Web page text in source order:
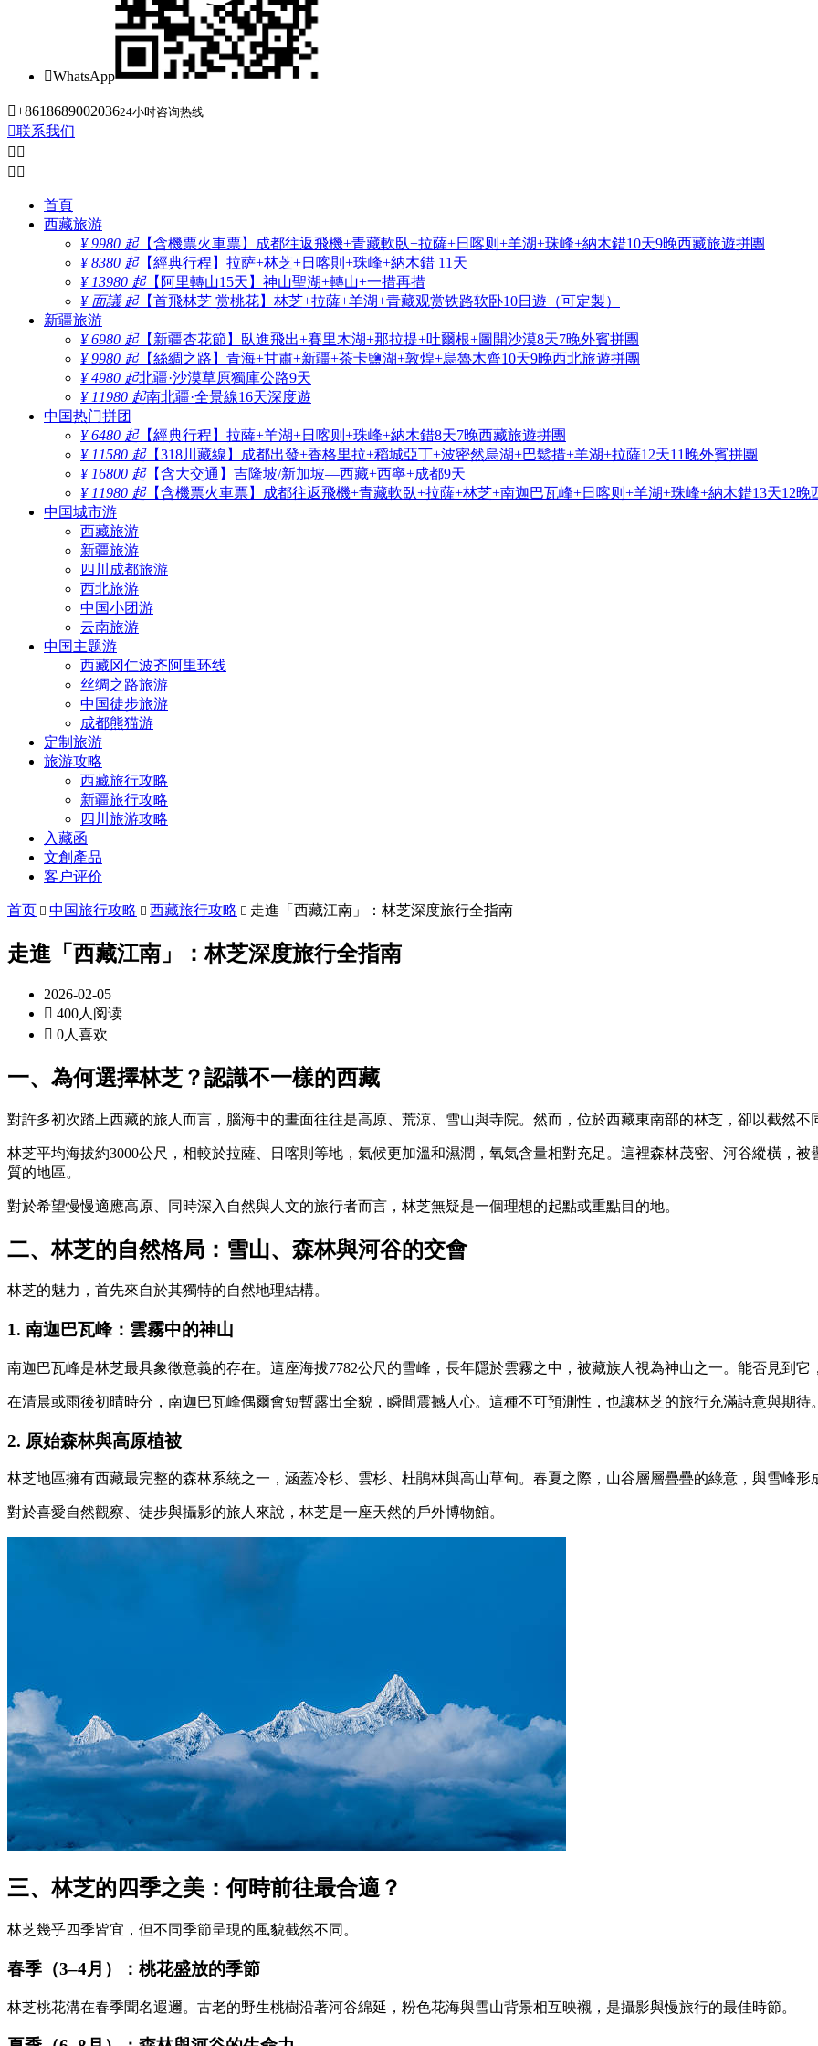
WhatsApp
+861868900203624小时咨询热线
联系我们
 
 
首頁
西藏旅游
¥ 9980 起【含機票火車票】成都往返飛機+青藏軟臥+拉薩+日喀则+羊湖+珠峰+納木錯10天9晚西藏旅遊拼團
¥ 8380 起【經典行程】拉萨+林芝+日喀則+珠峰+納木錯 11天
¥ 13980 起【阿里轉山15天】神山聖湖+轉山+一措再措
¥ 面議 起【首飛林芝 赏桃花】林芝+拉薩+羊湖+青藏观赏铁路软卧10日遊（可定製）
新疆旅游
¥ 6980 起【新疆杏花節】臥進飛出+賽里木湖+那拉提+吐爾根+圖開沙漠8天7晚外賓拼團
¥ 9980 起【絲綢之路】青海+甘肅+新疆+茶卡鹽湖+敦煌+烏魯木齊10天9晚西北旅遊拼團
¥ 4980 起北疆·沙漠草原獨庫公路9天
¥ 11980 起南北疆·全景線16天深度遊
中国热门拼团
¥ 6480 起【經典行程】拉薩+羊湖+日喀则+珠峰+納木錯8天7晚西藏旅遊拼團
¥ 11580 起【318川藏線】成都出發+香格里拉+稻城亞丁+波密然烏湖+巴鬆措+羊湖+拉薩12天11晚外賓拼團
¥ 16800 起【含大交通】吉隆坡/新加坡—西藏+西寧+成都9天
¥ 11980 起【含機票火車票】成都往返飛機+青藏軟臥+拉薩+林芝+南迦巴瓦峰+日喀则+羊湖+珠峰+納木錯13天12晚
中国城市游
西藏旅游
新疆旅游
四川成都旅游
西北旅游
中国小团游
云南旅游
中国主题游
西藏冈仁波齐阿里环线
丝绸之路旅游
中国徒步旅游
成都熊猫游
定制旅游
旅游攻略
西藏旅行攻略
新疆旅行攻略
四川旅游攻略
入藏函
文創產品
客户评价
首页  中国旅行攻略  西藏旅行攻略  走進「西藏江南」：林芝深度旅行全指南
走進「西藏江南」：林芝深度旅行全指南
2026-02-05
 400人阅读
 0人喜欢
一、為何選擇林芝？認識不一樣的西藏
對許多初次踏上西藏的旅人而言，腦海中的畫面往往是高原、荒涼、雪山與寺院。然而，位於西藏東南部的林芝，卻以截然不
林芝平均海拔約3000公尺，相較於拉薩、日喀則等地，氣候更加溫和濕潤，氧氣含量相對充足。這裡森林茂密、河谷縱橫，
質的地區。
對於希望慢慢適應高原、同時深入自然與人文的旅行者而言，林芝無疑是一個理想的起點或重點目的地。
二、林芝的自然格局：雪山、森林與河谷的交會
林芝的魅力，首先來自於其獨特的自然地理結構。
1. 南迦巴瓦峰：雲霧中的神山
南迦巴瓦峰是林芝最具象徵意義的存在。這座海拔7782公尺的雪峰，長年隱於雲霧之中，被藏族人視為神山之一。能否見到它
在清晨或雨後初晴時分，南迦巴瓦峰偶爾會短暫露出全貌，瞬間震撼人心。這種不可預測性，也讓林芝的旅行充滿詩意與期待。
2. 原始森林與高原植被
林芝地區擁有西藏最完整的森林系統之一，涵蓋冷杉、雲杉、杜鵑林與高山草甸。春夏之際，山谷層層疊疊的綠意，與雪峰形
對於喜愛自然觀察、徒步與攝影的旅人來說，林芝是一座天然的戶外博物館。
三、林芝的四季之美：何時前往最合適？
林芝幾乎四季皆宜，但不同季節呈現的風貌截然不同。
春季（3–4月）：桃花盛放的季節
林芝桃花溝在春季聞名遐邇。古老的野生桃樹沿著河谷綿延，粉色花海與雪山背景相互映襯，是攝影與慢旅行的最佳時節。